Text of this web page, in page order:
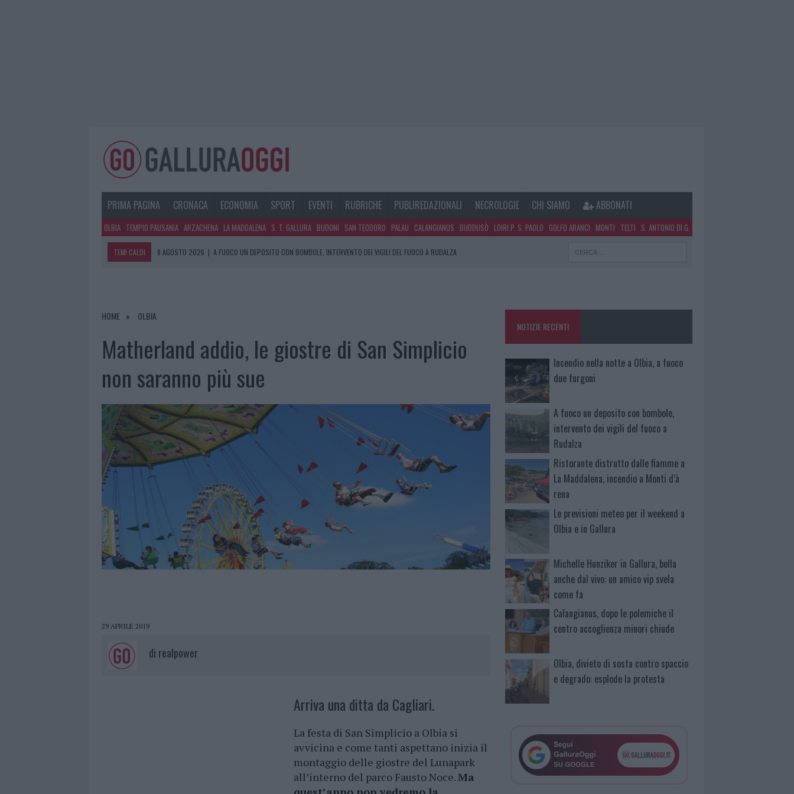
PRIMA PAGINA CRONACA ECONOMIA SPORT EVENTI RUBRICHE PUBLIREDAZIONALI NECROLOGIE CHI SIAMO ABBONATI
OLBIA TEMPIO PAUSANIA ARZACHENA LA MADDALENA S. T. GALLURA BUDONI SAN TEODORO PALAU CALANGIANUS BUDDUSÒ LOIRI P. S. PAOLO GOLFO ARANCI MONTI TELTI S. ANTONIO DI G.
TEMI CALDI 8 AGOSTO 2026 | A FUOCO UN DEPOSITO CON BOMBOLE, INTERVENTO DEI VIGILI DEL FUOCO A RUDALZA
7 AGOSTO 2026
HOME OLBIA
Matherland addio, le giostre di San Simplicio
non saranno più sue
29 APRILE 2019
di realpower
Arriva una ditta da Cagliari.
La festa di San Simplicio a Olbia si
avvicina e come tanti aspettano inizia il
montaggio delle giostre del Lunapark
all’interno del parco Fausto Noce.Ma
NOTIZIE RECENTI
Incendio nella notte a Olbia, a fuoco
due furgoni
A fuoco un deposito con bombole,
intervento dei vigili del fuoco a
Rudalza
Ristorante distrutto dalle fiamme a
La Maddalena, incendio a Monti d’à
rena
Le previsioni meteo per il weekend a
Olbia e in Gallura
Michelle Hunziker in Gallura, bella
anche dal vivo: un amico vip svela
come fa
Calangianus, dopo le polemiche il
centro accoglienza minori chiude
Olbia, divieto di sosta contro spaccio
e degrado: esplode la protesta